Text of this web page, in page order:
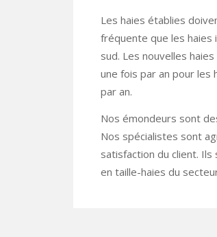
Les haies établies
fréquente que les haies
sud. Les nouvelles
une fois par an pour
par an.
Nos émondeurs sont
Nos spécialistes sont
satisfaction du client.
en taille-haies du